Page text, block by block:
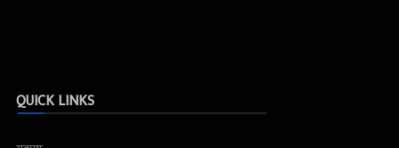
QUICK LINKS